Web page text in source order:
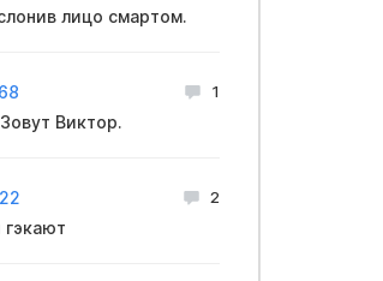
лицо смартом.
1
Виктор.
2